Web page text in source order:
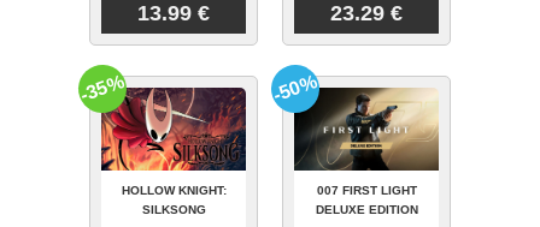
13.99 € 23.29 €
HOLLOW KNIGHT:
SILKSONG
-35%
007 FIRST LIGHT
DELUXE EDITION
-50%